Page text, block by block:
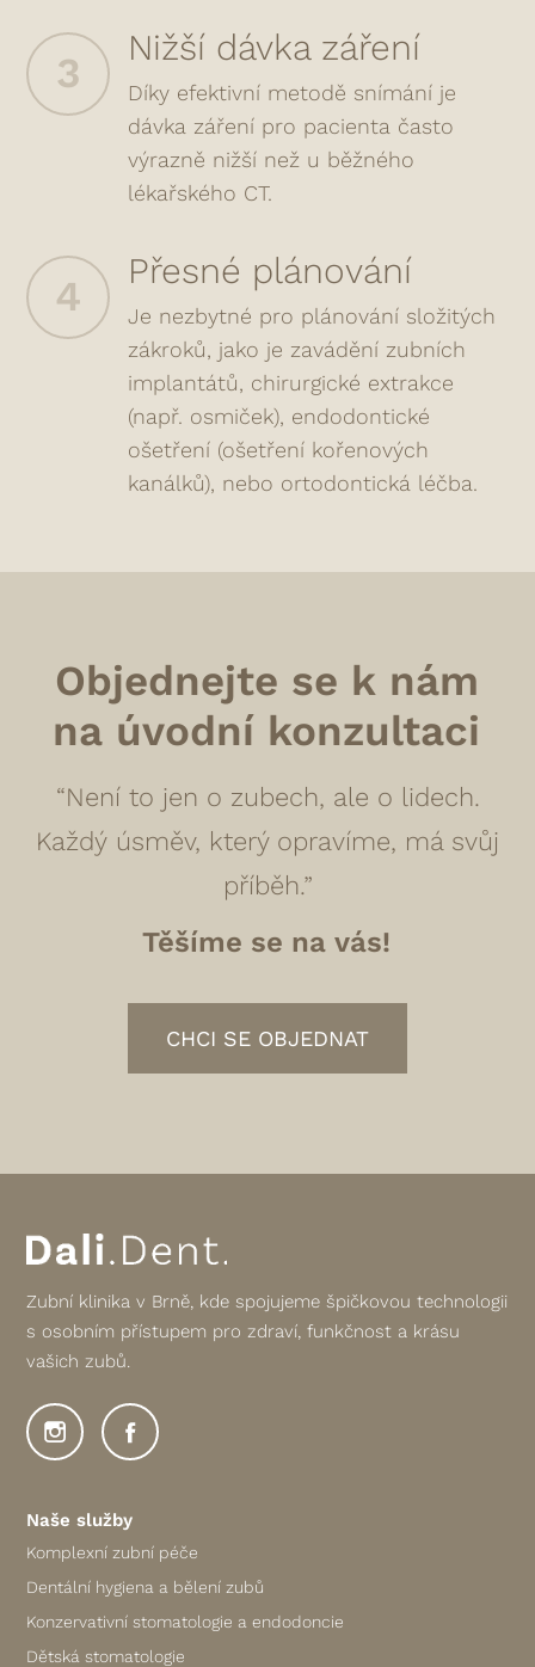
3
Nižší dávka záření
Díky efektivní metodě snímání je
dávka záření pro pacienta často
výrazně nižší než u běžného
lékařského CT.
4
Přesné plánování
Je nezbytné pro plánování složitých
zákroků, jako je zavádění zubních
implantátů, chirurgické extrakce
(např. osmiček), endodontické
ošetření (ošetření kořenových
kanálků), nebo ortodontická léčba.
Objednejte se k nám
na úvodní konzultaci
“Není to jen o zubech, ale o lidech.
Každý úsměv, který opravíme, má svůj
příběh.”
Těšíme se na vás!
CHCI SE OBJEDNAT
Zubní klinika v Brně, kde spojujeme špičkovou technologii
s osobním přístupem pro zdraví, funkčnost a krásu
vašich zubů.
Naše služby
Komplexní zubní péče
Dentální hygiena a bělení zubů
Konzervativní stomatologie a endodoncie
Dětská stomatologie